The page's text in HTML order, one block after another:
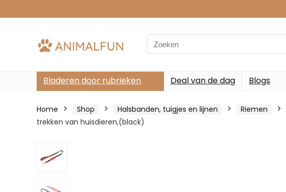
Search
for:
Bladeren door rubrieken Deal van de dag Blogs
Home Shop Halsbanden, tuigjes en lijnen Riemen
trekken van huisdieren,(black)